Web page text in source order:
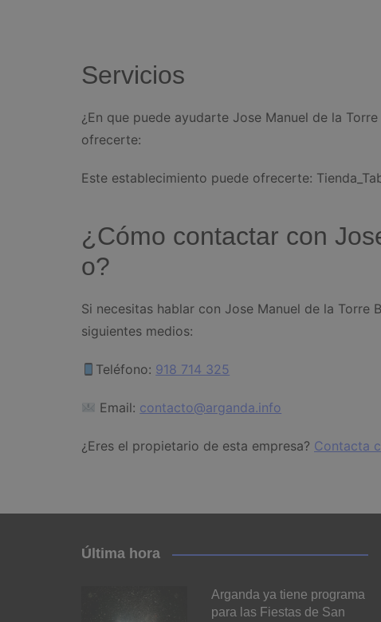
Servicios
¿En que puede ayudarte Jose Manuel de la
ofrecerte:
Este establecimiento puede ofrecerte:
¿Cómo contactar con
o?
Si necesitas hablar con Jose Manuel de la
siguientes medios:
Teléfono: 918 714 325
Email: contacto@arganda.info
¿Eres el propietario de esta empresa? Contacta
Última hora
Arganda ya tiene programa
para las Fiestas de San